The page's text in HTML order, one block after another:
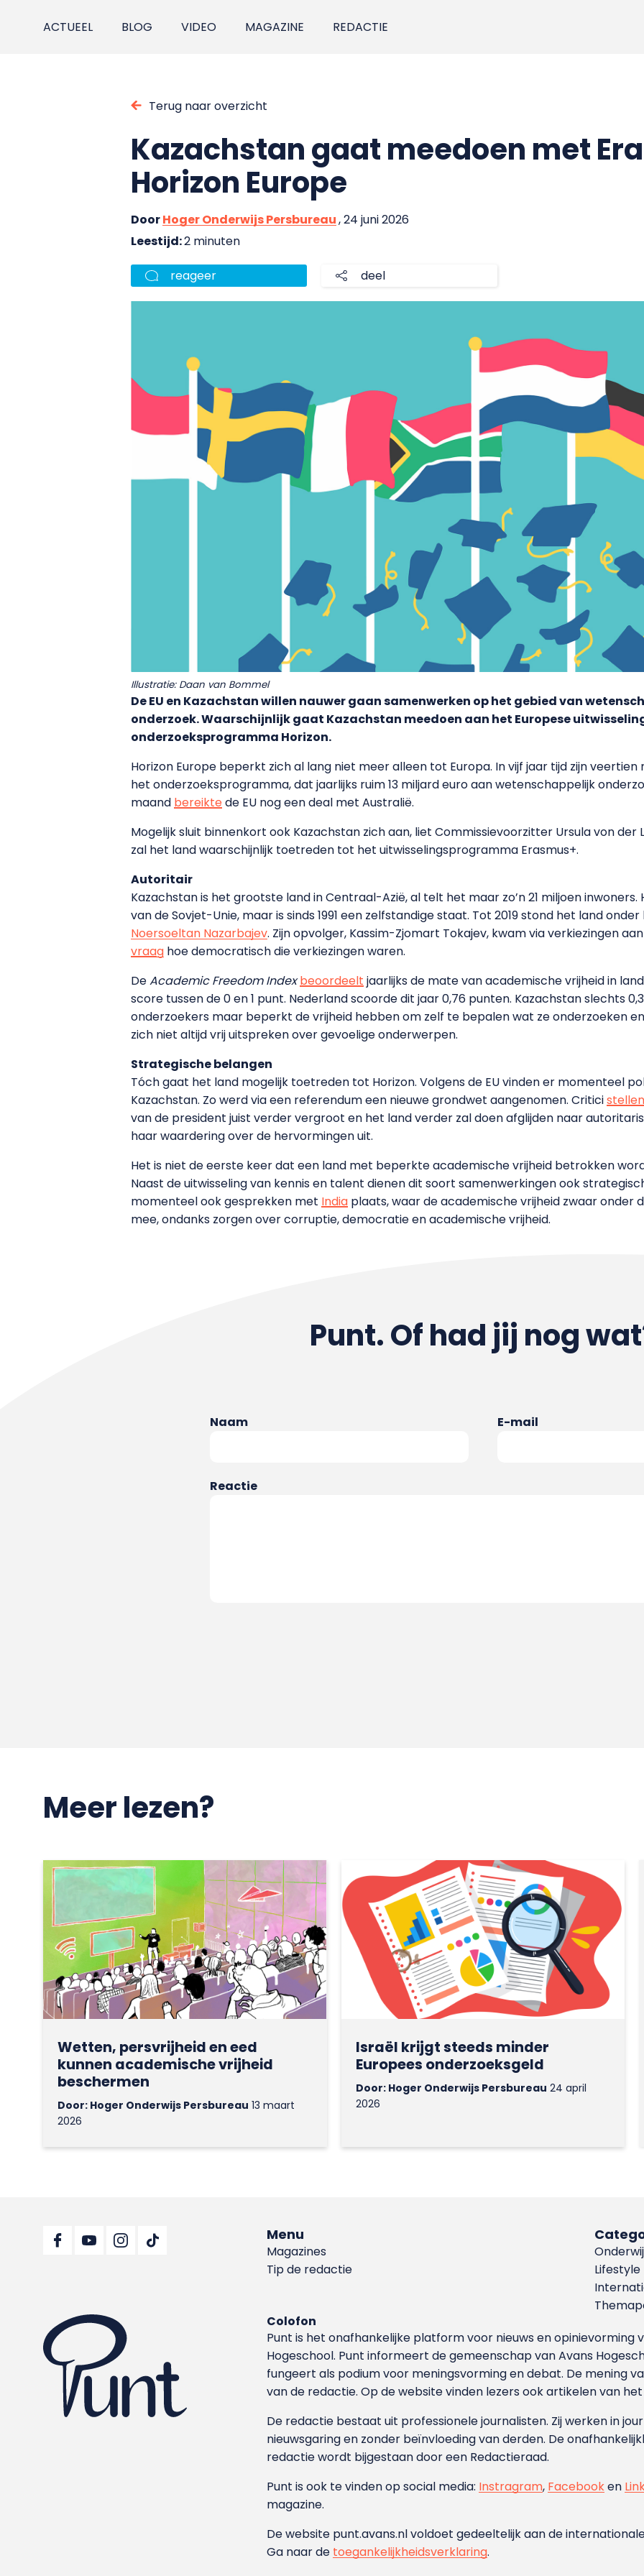
ACTUEEL BLOG VIDEO MAGAZINE REDACTIE
Terug naar overzicht
Kazachstan gaat meedoen met
Horizon Europe
DoorHoger Onderwijs Persbureau, 24 juni 2026
Leestijd:2 minuten
reageer deel
Illustratie: Daan van Bommel
De EU en Kazachstan willen nauwer gaan samenwerken op het gebied van
onderzoek. Waarschijnlijk gaat Kazachstan meedoen aan het Europese
onderzoeksprogramma Horizon.
Horizon Europe beperkt zich al lang niet meer alleen tot Europa. In vijf jaar tijd zijn
het onderzoeksprogramma, dat jaarlijks ruim 13 miljard euro aan wetenschappelijk
maand bereiktede EU nog een deal met Australië.
Mogelijk sluit binnenkort ook Kazachstan zich aan, liet Commissievoorzitter Ursula von der
zal het land waarschijnlijk toetreden tot het uitwisselingsprogramma Erasmus+.
Autoritair
Kazachstan is het grootste land in Centraal-Azië, al telt het maar zo’n 21 miljoen
van de Sovjet-Unie, maar is sinds 1991 een zelfstandige staat. Tot 2019 stond het land
Noersoeltan Nazarbajev. Zijn opvolger, Kassim-Zjomart Tokajev, kwam via verkiezingen
vraag hoe democratisch die verkiezingen waren.
DeAcademic Freedom Indexbeoordeelt jaarlijks de mate van academische vrijheid in
score tussen de 0 en 1 punt. Nederland scoorde dit jaar 0,76 punten. Kazachstan slechts
onderzoekers maar beperkt de vrijheid hebben om zelf te bepalen wat ze onderzoeken
zich niet altijd vrij uitspreken over gevoelige onderwerpen.
Strategische belangen
Tóch gaat het land mogelijk toetreden tot Horizon. Volgens de EU vinden er momenteel
Kazachstan. Zo werd via een referendum een nieuwe grondwet aangenomen. Criticistellen
van de president juist verder vergroot en het land verder zal doen afglijden naar
haar waardering over de hervormingen uit.
Het is niet de eerste keer dat een land met beperkte academische vrijheid betrokken
Naast de uitwisseling van kennis en talent dienen dit soort samenwerkingen ook
momenteel ook gesprekken met India plaats, waar de academische vrijheid zwaar onder
mee, ondanks zorgen over corruptie, democratie en academische vrijheid.
Punt. Of had jij nog
Naam E-mail
Reactie
Meer lezen?
Wetten, persvrijheid en eed
kunnen academische vrijheid
beschermen
Door: Hoger Onderwijs Persbureau 13 maart
2026
Israël krijgt steeds minder
Europees onderzoeksgeld
Door: Hoger Onderwijs Persbureau 24 april
2026
Menu
Magazines
Tip de redactie
Lifestyle
Colofon
Punt is het onafhankelijke platform voor nieuws en
Hoge­school. Punt informeert de gemeenschap van Avans
fungeert als podium voor meningsvorming en debat. De mening
van de redactie. Op de website vinden lezers ook artikelen van
De redactie bestaat uit professionele journalisten. Zij werken in
nieuwsgaring en zonder beïnvloeding van derden. De
redactie wordt bijgestaan door een Redactieraad.
Punt is ook te vinden op social media: Instragram, Facebooken
magazine.
De website punt.avans.nl voldoet gedeeltelijk aan de
Ga naar de toegankelijkheidsverklaring.